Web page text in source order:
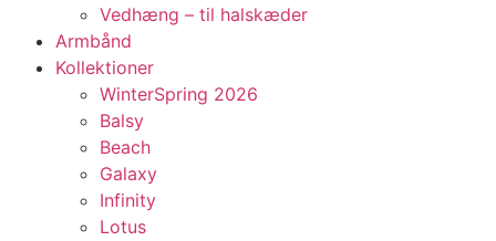
Vedhæng – til halskæder
Armbånd
Kollektioner
WinterSpring 2026
Balsy
Beach
Galaxy
Infinity
Lotus